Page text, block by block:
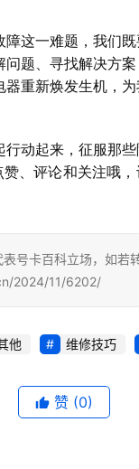
注册
投稿
障这一难题，我们
问题、寻找解决方
器重新焕发生机，
行动起来，征服那
赞、评论和关注哦
号卡百科立场，如若
2024/11/6202/
他 维修技巧
赞 (0)